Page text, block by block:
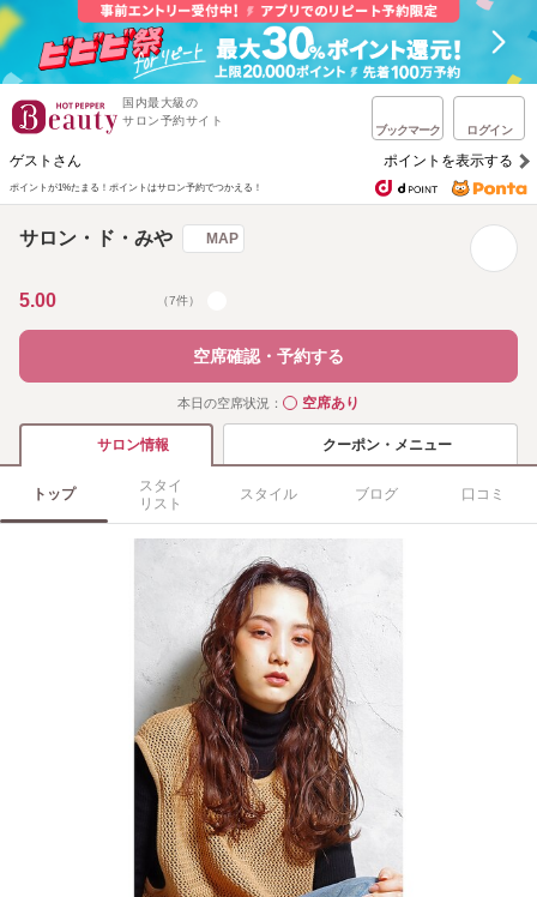
国内最大級の
サロン予約サイト
ブックマーク ログイン
ゲストさん ポイントを表示する
ポイントが1%たまる！ ポイントはサロン予約でつかえる！
サロン・ド・みや MAP
5.00 （7件）
空席確認・予約する
本日の空席状況： ◯空席あり
サロン情報 クーポン・メニュー
トップ
スタイ
リスト
スタイル ブログ 口コミ